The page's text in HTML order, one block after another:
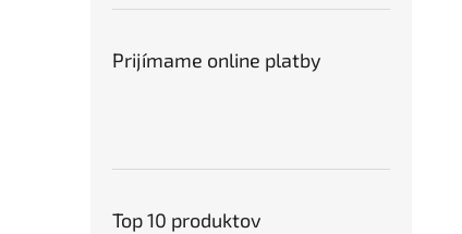
Prijímame online platby
Top 10 produktov